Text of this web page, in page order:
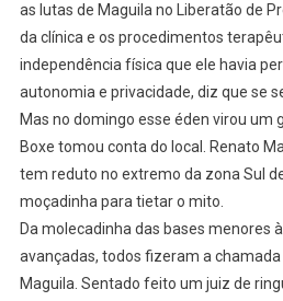
as lutas de Maguila no Liberatão de
da clínica e os procedimentos
independência física que ele havia
autonomia e privacidade, diz que se
Mas no domingo esse éden virou um
Boxe tomou conta do local. Renato
tem reduto no extremo da zona Sul
moçadinha para tietar o mito.
Da molecadinha das bases menores
avançadas, todos fizeram a
Maguila. Sentado feito um juiz de